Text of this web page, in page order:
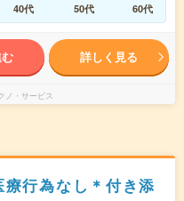
40代 50代 60代
詳しく見る
ノ・サービス
行為なし＊付き添